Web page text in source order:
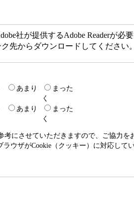
社が提供するAdobe Readerが必要
先からダウンロードしてください
あまり
まった
く
あまり
まった
く
にさせていただきますので、ご協力を
ウザがCookie（クッキー）に対応して